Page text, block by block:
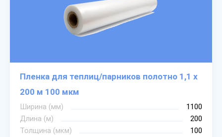
Пленка для теплиц/парников полотно 1,1 х
200 м 100 мкм
Ширина (мм)
1100
Длина (м)
200
Толщина (мкм)
100